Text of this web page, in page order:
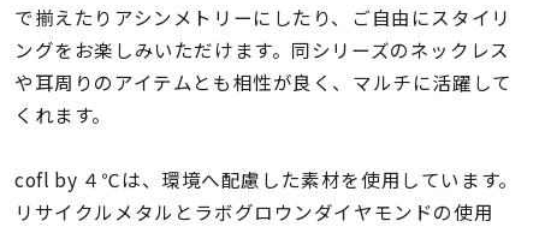
レディース
リングサイズ
～
リングサイズ
～
で揃えたりアシンメトリーにしたり、ご自由にスタイリ
ングをお楽しみいただけます。同シリーズのネックレス
や耳周りのアイテムとも相性が良く、マルチに活躍して
くれます。
cofl by ４℃は、環境へ配慮した素材を使用しています。
リサイクルメタルとラボグロウンダイヤモンドの使用